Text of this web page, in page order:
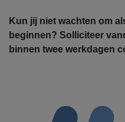
Kun jij niet wachten om
beginnen? Solliciteer
binnen twee werkdagen